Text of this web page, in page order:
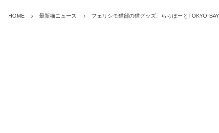
HOME 最新猫ニュース フェリシモ猫部の猫グッズ、ららぽーとTOKYO-